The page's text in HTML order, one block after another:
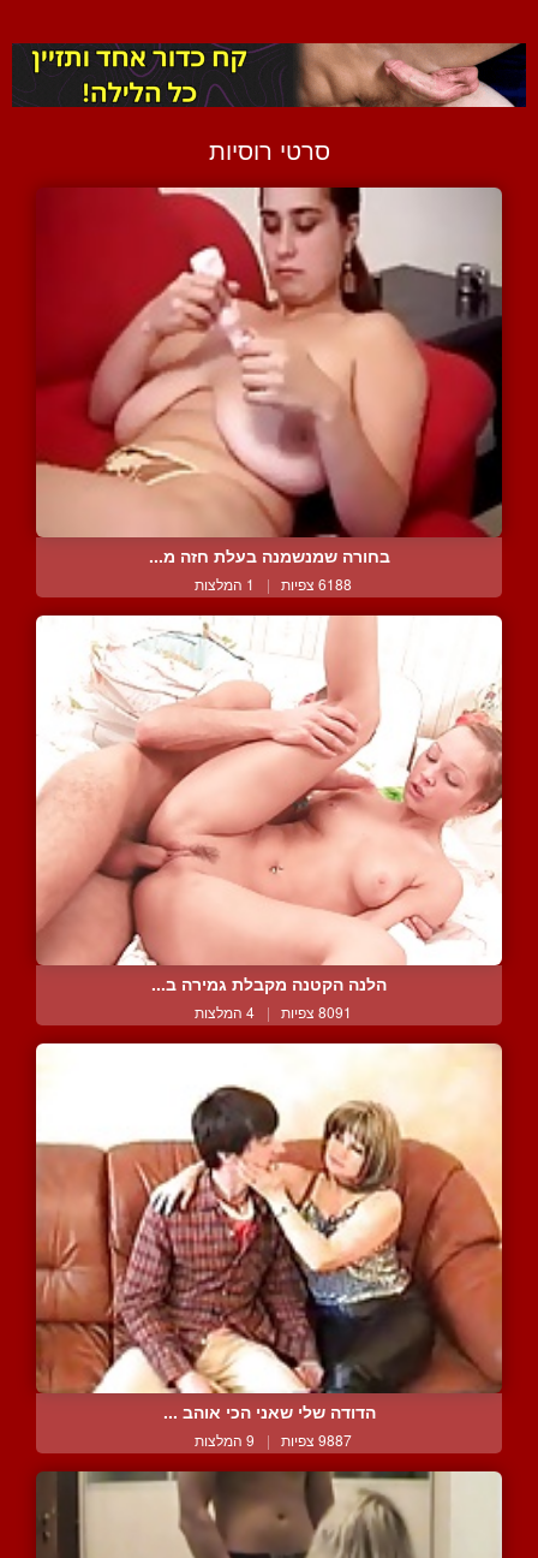
סרטי רוסיות
בחורה שמנשמנה בעלת חזה מ...
6188 צפיות | 1 המלצות
הלנה הקטנה מקבלת גמירה ב...
8091 צפיות | 4 המלצות
הדודה שלי שאני הכי אוהב ...
9887 צפיות | 9 המלצות